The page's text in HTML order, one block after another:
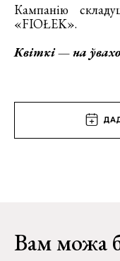
Кампанію
«FIOŁEK».
Квіткі — на
Вам можа